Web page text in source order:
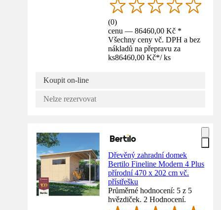
(0)
cenu — 86460,00 Kč *
Všechny ceny vč. DPH a bez
nákladů na přepravu za
ks86460,00 Kč*/ ks
Koupit on-line
Nelze rezervovat
Dřevěný zahradní domek
Bertilo Fineline Modern 4 Plus
přírodní 470 x 202 cm vč.
přístřešku
Průměrné hodnocení: 5 z 5
hvězdiček. 2 Hodnocení.